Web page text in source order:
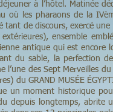
à l’hôtel. Matinée
où les pharaons de la
tant de discours, exercé
ensemble
antique qui est encore
du sable, la perfection
l’une des Sept Merveilles
du GRAND MUSÉE
un moment historique
depuis longtemps, abrite